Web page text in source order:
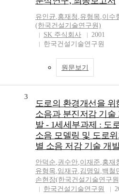
유인균,홍재청 ,유형목,이수
(한국건설기술연구원)
SK 주식회사
2001
한국건설기술연구원
원문보기
3
도로의 환경개선을 위
소음과 분진저감 기술
발 - 1세세부과제 : 도
소음 모델링 및 도로
별 소음 저감 기술 개
안덕순,권수안,이재준,홍재
유형목,임재규,김명일 ,백철
손현장(한국건설기술연구
한국건설기술연구원